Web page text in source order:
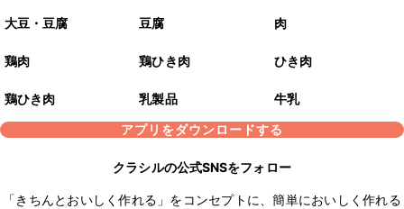
大豆・豆腐 豆腐 肉
鶏肉 鶏ひき肉 ひき肉
鶏ひき肉 乳製品
牛乳
アプリをダウンロードする
クラシルの公式SNSをフォロー
「きちんとおいしく作れる」をコンセプトに、簡単においしく作れる